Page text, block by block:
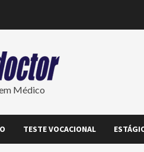
Médico
TESTE VOCACIONAL